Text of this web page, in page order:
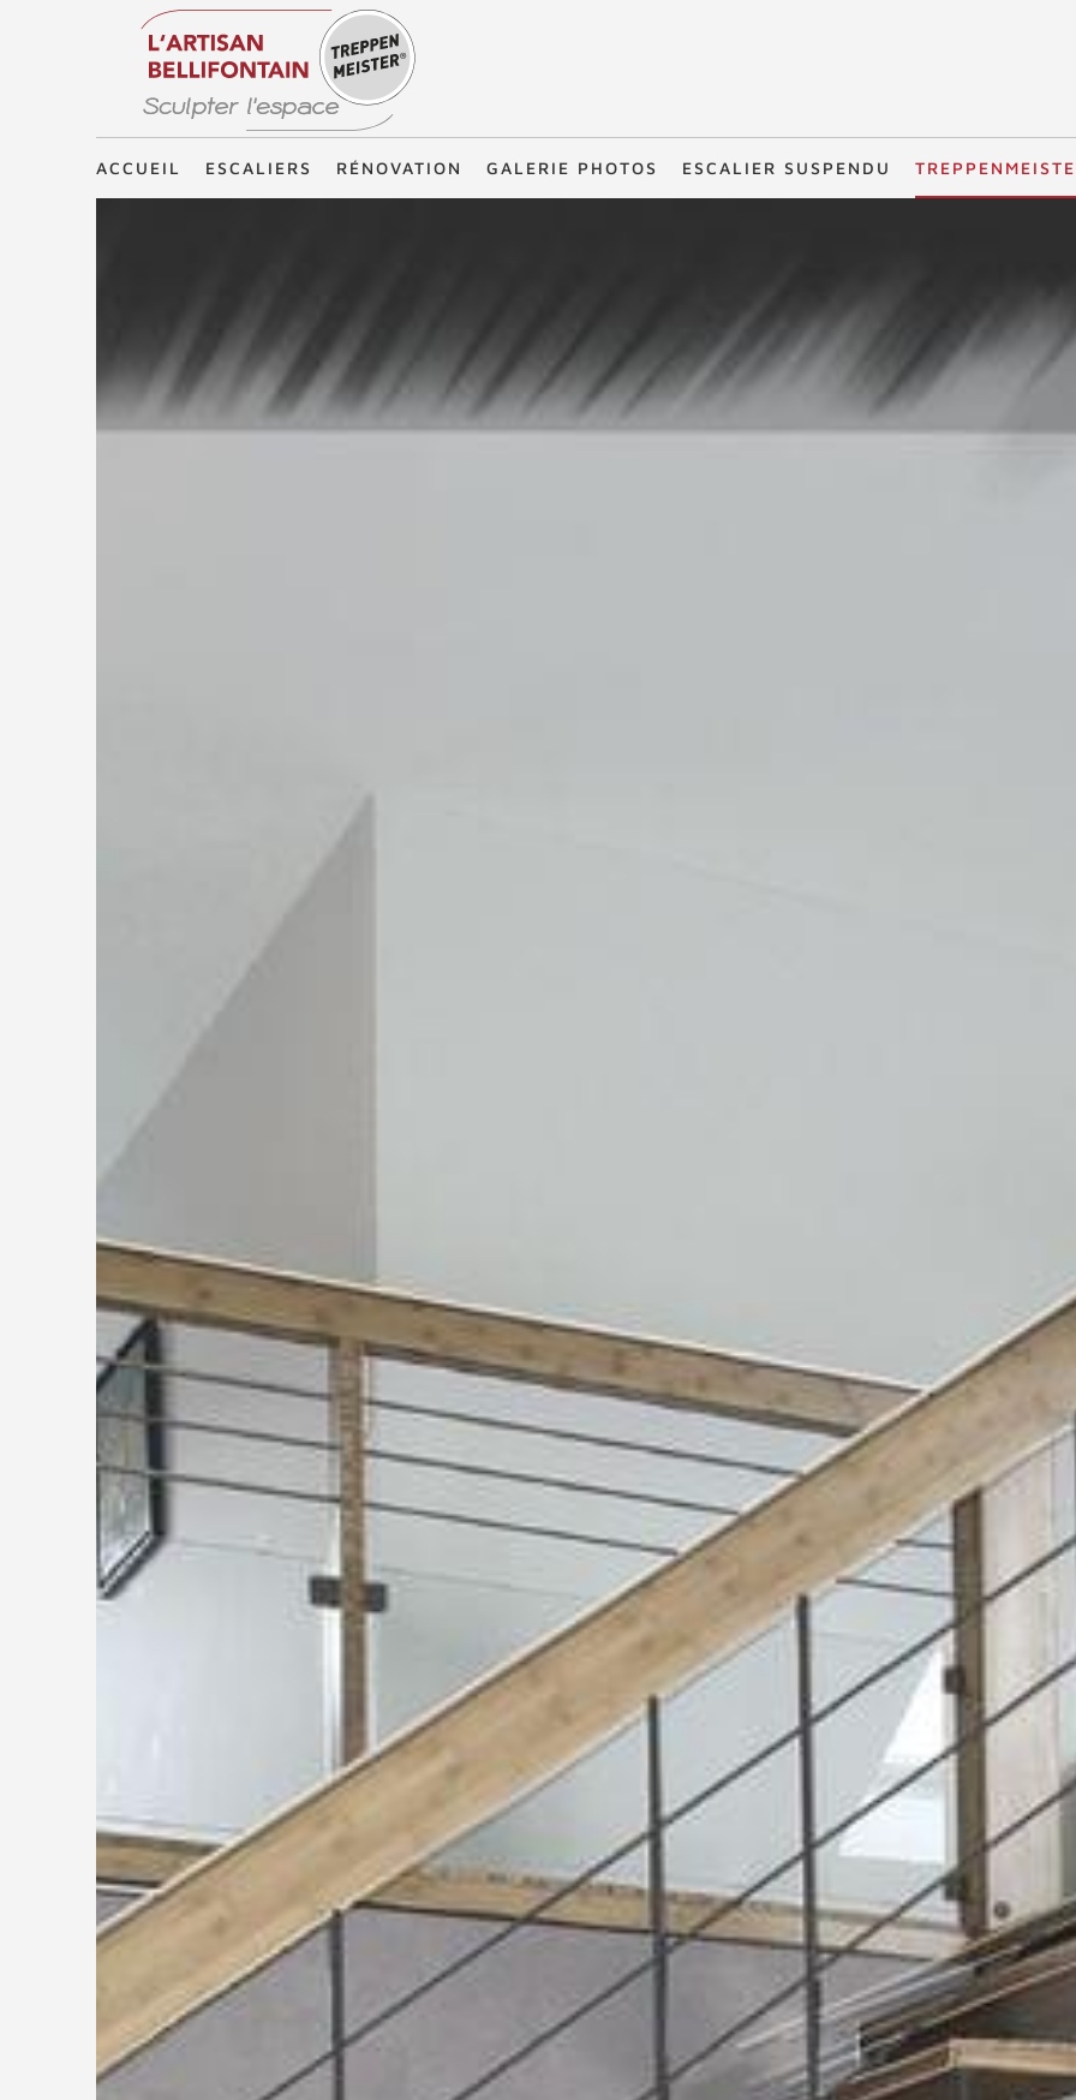
Treppenmeister - Sculpter l'espace
ACCUEIL ESCALIERS RÉNOVATION GALERIE PHOTOS ESCALIER SUSPENDU